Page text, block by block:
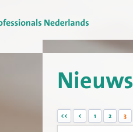
Nieuws
<< < 1 2 3